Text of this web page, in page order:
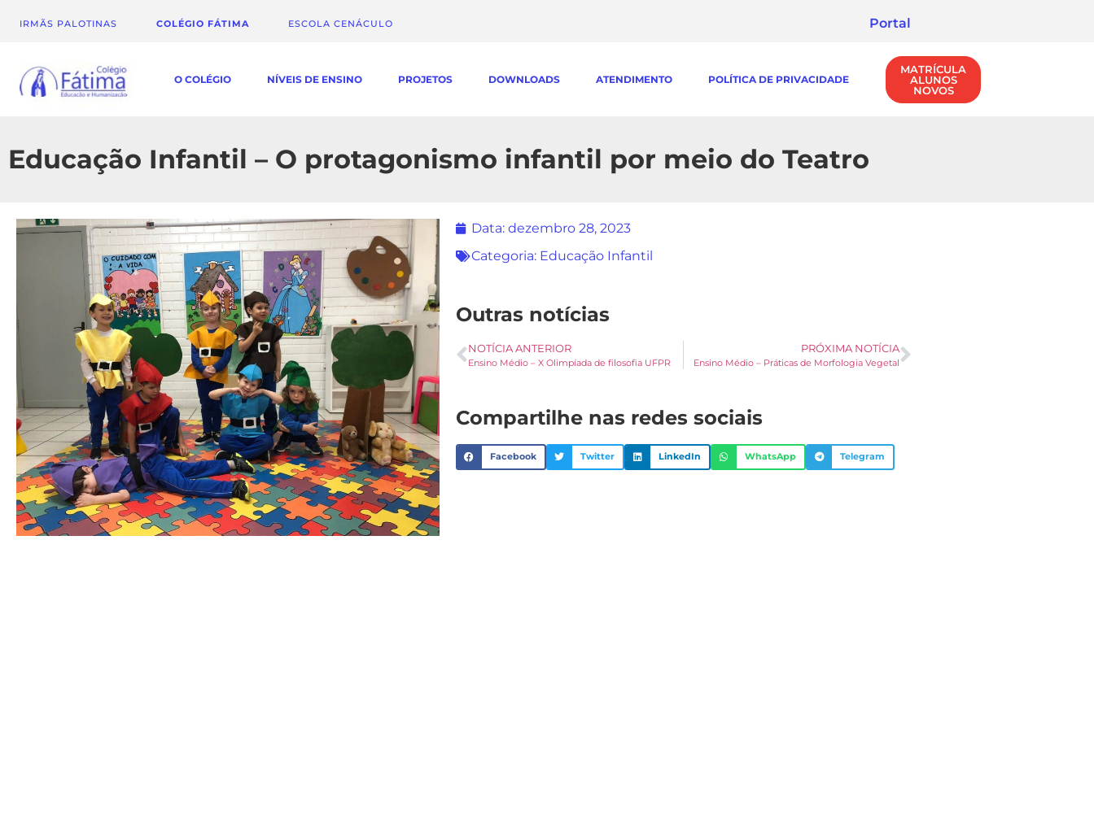
IRMÃS PALOTINAS COLÉGIO FÁTIMA ESCOLA CENÁCULO Portal
O COLÉGIO NÍVEIS DE ENSINO PROJETOS DOWNLOADS ATENDIMENTO POLÍTICA DE PRIVACIDADE
MATRÍCULA
ALUNOS
NOVOS
Educação Infantil – O protagonismo infantil por meio do Teatro
Data: dezembro 28, 2023
Categoria: Educação Infantil
Outras notícias
NOTÍCIA ANTERIOR
Ensino Médio – X Olimpíada de filosofia UFPR
PRÓXIMA NOTÍCIA
Ensino Médio – Práticas de Morfologia Vegetal
Compartilhe nas redes sociais
Facebook Twitter LinkedIn WhatsApp Telegram